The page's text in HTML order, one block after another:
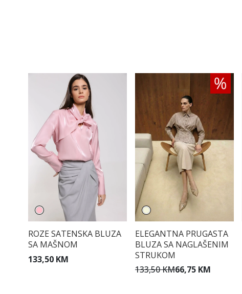
ROZE SATENSKA BLUZA
SA MAŠNOM
133,50 KM
ELEGANTNA PRUGASTA
BLUZA SA NAGLAŠENIM
STRUKOM
133,50 KM66,75 KM